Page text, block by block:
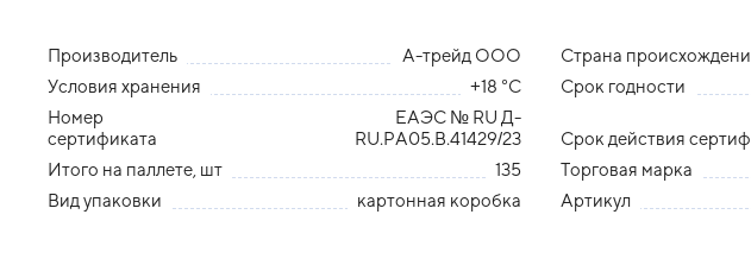
Производитель А-трейд ООО Страна
Условия хранения
+18 °С Срок годности
Номер
сертификата
ЕАЭС № RU Д-
RU.PA05.B.41429/23
Срок действия
Итого на паллете, шт
135 Торговая марка
Вид упаковки
картонная коробка Артикул